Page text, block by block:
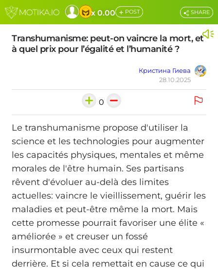
x 0.00 + POST
Transhumanisme: peut-on vaincre la mort, et
à quel prix pour l’égalité et l’humanité ?
Кристина Гиева
28.10.2025
SHARE
0
Le transhumanisme propose d'utiliser la
science et les technologies pour augmenter
les capacités physiques, mentales et même
morales de l'être humain. Ses partisans
rêvent d'évoluer au-delà des limites
actuelles: vaincre le vieillissement, guérir les
maladies et peut-être même la mort. Mais
cette promesse pourrait favoriser une élite «
améliorée » et creuser un fossé
insurmontable avec ceux qui restent
derrière. Et si cela remettait en cause ce qui